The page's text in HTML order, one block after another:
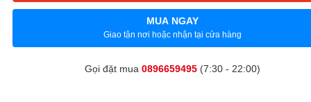
MUA NGAY
Giao tận nơi hoặc nhận tại cửa hàng
Gọi đặt mua 0896659495(7:30 - 22:00)